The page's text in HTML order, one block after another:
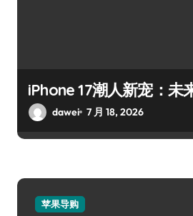
iPhone 17潮人新宠：未
dawei 7 月 18, 2026
苹果导购